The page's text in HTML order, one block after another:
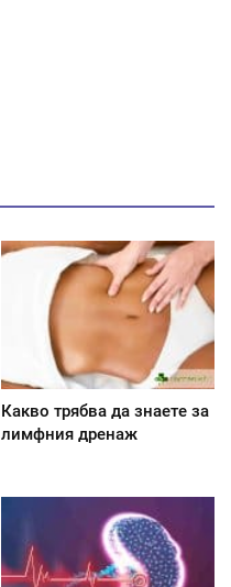
Какво трябва да знаете за
лимфния дренаж